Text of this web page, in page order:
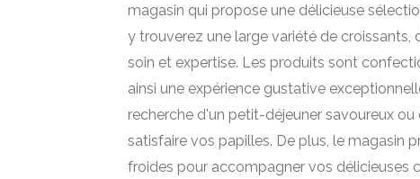
magasin qui propose une délicieuse
y trouverez une large variété de croissants,
soin et expertise. Les produits sont
ainsi une expérience gustative
recherche d'un petit-déjeuner savoureux
satisfaire vos papilles. De plus, le magasin
froides pour accompagner vos délicieuses